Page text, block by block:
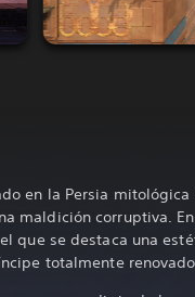
en la Persia mitológica
maldición corruptiva.
que se destaca una
totalmente